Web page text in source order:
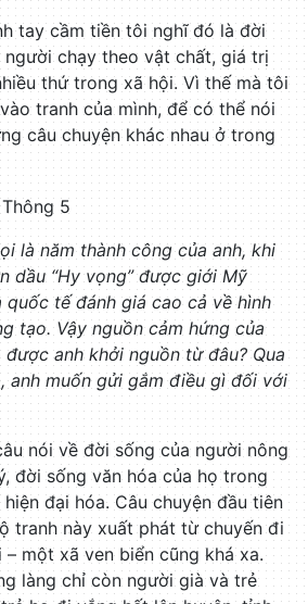
tay cầm tiền tôi nghĩ đó là đời
người chạy theo vật chất, giá trị
thứ trong xã hội. Vì thế mà tôi
tranh của mình, để có thể nói
câu chuyện khác nhau ở trong
là năm thành công của anh, khi
dầu “Hy vọng” được giới Mỹ
tế đánh giá cao cả về hình
tạo. Vậy nguồn cảm hứng của
anh khởi nguồn từ đâu? Qua
anh muốn gửi gắm điều gì đối với
nói về đời sống của người nông
đời sống văn hóa của họ trong
đại hóa. Câu chuyện đầu tiên
tranh này xuất phát từ chuyến đi
một xã ven biển cũng khá xa.
làng chỉ còn người già và trẻ